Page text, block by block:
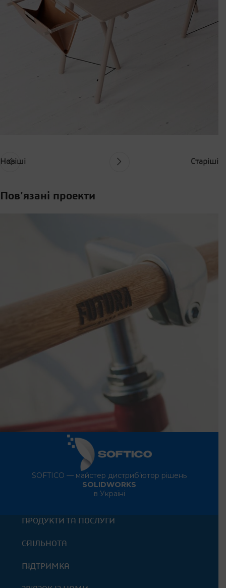
Новіші Старіші
Пов'язані проекти
Netus eu mollis hac dignis
SOFTICO — майстер дистриб’ютор рішень
SOLIDWORKS
в Україні
ПРОДУКТИ ТА ПОСЛУГИ
СПІЛЬНОТА
ПІДТРИМКА